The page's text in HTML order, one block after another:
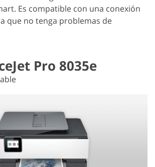
Es compatible con una conexión
que no tenga problemas de
Pro 8035e